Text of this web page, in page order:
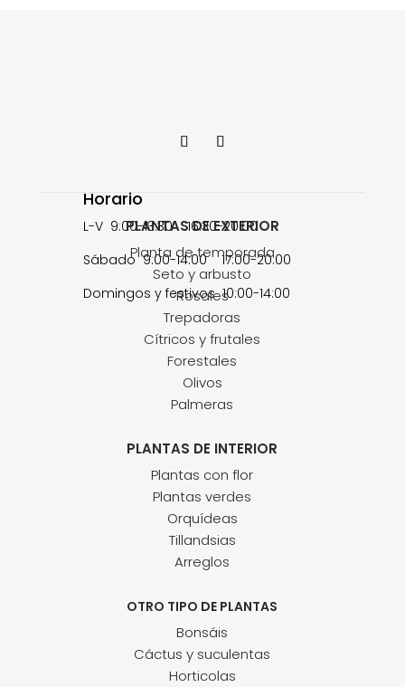
Horario
L-V 9:00-13:30 16:30-20:00
Sábado 9:00-14:00 17:00-20:00
Domingos y festivos 10:00-14:00
PLANTAS DE EXTERIOR
Planta de temporada
Seto y arbusto
Rosales
Trepadoras
Cítricos y frutales
Forestales
Olivos
Palmeras
PLANTAS DE INTERIOR
Plantas con flor
Plantas verdes
Orquídeas
Tillandsias
Arreglos
OTRO TIPO DE PLANTAS
Bonsáis
Cáctus y suculentas
Horticolas